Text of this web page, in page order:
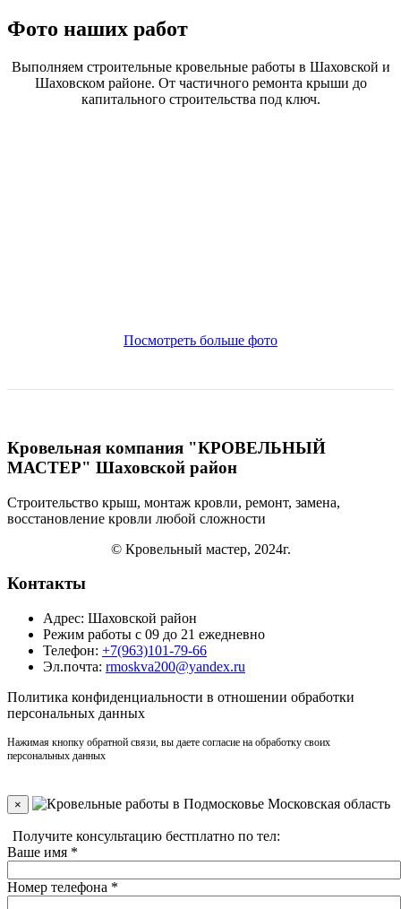
Фото наших работ
Выполняем строительные кровельные работы в Шаховской и
Шаховском районе. От частичного ремонта крыши до
капитального строительства под ключ.
Посмотреть больше фото
Кровельная компания "КРОВЕЛЬНЫЙ
МАСТЕР" Шаховской район
Строительство крыш, монтаж кровли, ремонт, замена,
восстановление кровли любой сложности
© Кровельный мастер, 2024г.
Контакты
Адрес: Шаховской район
Режим работы с 09 до 21 ежедневно
Телефон: +7(963)101-79-66
Эл.почта: rmoskva200@yandex.ru
Политика конфиденциальности в отношении обработки
персональных данных
Нажимая кнопку обратной связи, вы даете согласие на обработку своих
персональных данных
×
Получите консультацию бестплатно по тел:
Ваше имя *
Номер телефона *